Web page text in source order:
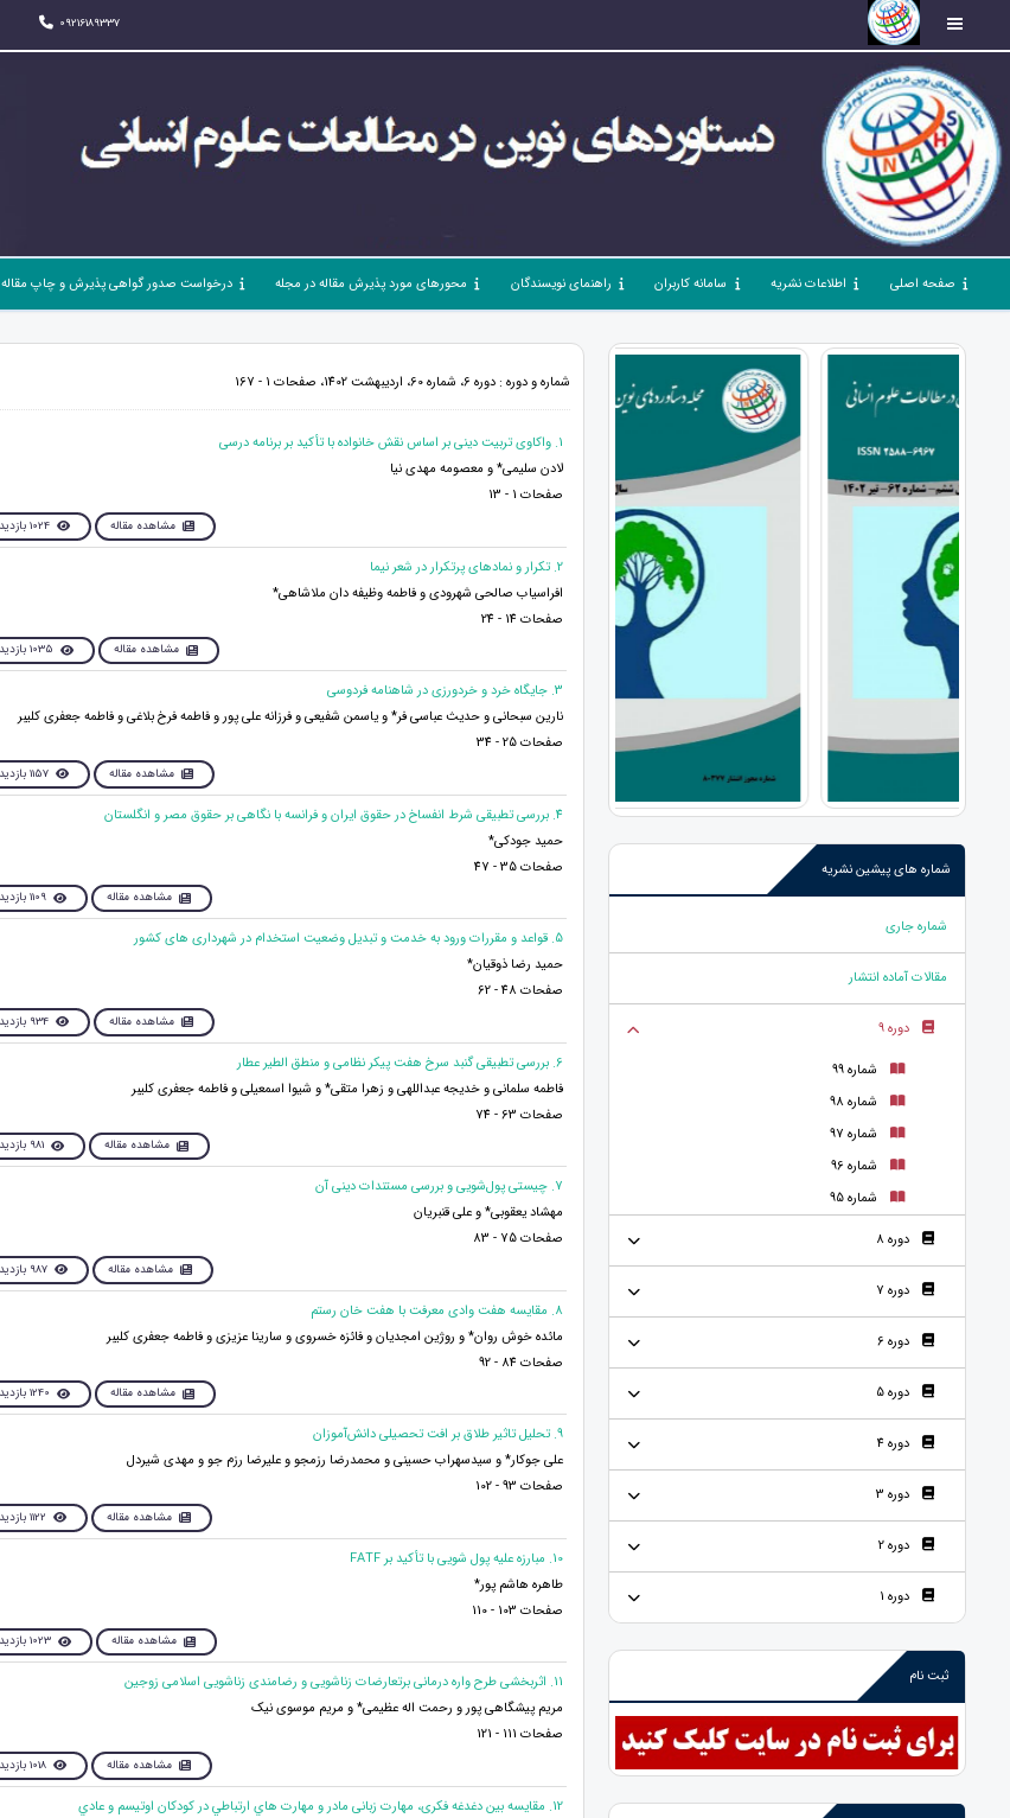
09216189337
صفحه اصلی اطلاعات نشریه سامانه کاربران راهنمای نویسندگان محورهای مورد پذیرش مقاله در مجله درخواست صدور گواهی پذیرش و چاپ مقاله
شماره های پیشین نشریه
شماره جاری
مقالات آماده انتشار
دوره 9
شماره 99
شماره 98
شماره 97
شماره 96
شماره 95
دوره 8
دوره 7
دوره 6
دوره 5
دوره 4
دوره 3
دوره 2
دوره 1
ثبت نام
شماره و دوره : دوره 6، شماره 60، اردیبهشت 1402، صفحات 1 - 167
1. واکاوی تربیت دینی بر اساس نقش خانواده با تأکید بر برنامه درسی
لادن سلیمی* و معصومه مهدی نیا
صفحات 1 - 13
مشاهده مقاله 1024 بازدید
2. تکرار و نمادهای پرتکرار در شعر نیما
افراسیاب صالحی شهرودی و فاطمه وظیفه دان ملاشاهی*
صفحات 14 - 24
مشاهده مقاله 1035 بازدید
3. جایگاه خرد و خردورزی در شاهنامه فردوسی
نارین سبحانی و حدیث عباسی فر* و یاسمن شفیعی و فرزانه علی پور و فاطمه فرخ بلاغی و فاطمه جعفری کلیبر
صفحات 25 - 34
مشاهده مقاله 1157 بازدید
4. بررسی تطبیقی شرط انفساخ در حقوق ایران و فرانسه با نگاهی بر حقوق مصر و انگلستان
حمید جودکی*
صفحات 35 - 47
مشاهده مقاله 1109 بازدید
5. قواعد و مقررات ورود به خدمت و تبدیل وضعیت استخدام در شهرداری های کشور
حمید رضا ذوقیان*
صفحات 48 - 62
مشاهده مقاله 934 بازدید
6. بررسی تطبیقی گنبد سرخ هفت پیکر نظامی و منطق الطیر عطار
فاطمه سلمانی و خدیجه عبداللهی و زهرا متقی* و شیوا اسمعیلی و فاطمه جعفری کلیبر
صفحات 63 - 74
مشاهده مقاله 981 بازدید
7. چیستی پول‌شویی و بررسی مستندات دینی آن
مهشاد یعقوبی* و علی قنبریان
صفحات 75 - 83
مشاهده مقاله 987 بازدید
8. مقایسه هفت وادی معرفت با هفت خان رستم
مائده خوش روان* و روژین امجدیان و فائزه خسروی و سارینا عزیزی و فاطمه جعفری کلیبر
صفحات 84 - 92
مشاهده مقاله 1240 بازدید
9. تحلیل تاثیر طلاق بر افت تحصیلی دانش‌آموزان
علی جوکار* و سیدسهراب حسینی و محمدرضا رزمجو و علیرضا رزم جو و مهدی شیردل
صفحات 93 - 102
مشاهده مقاله 1122 بازدید
10. مبارزه علیه پول شویی با تأکید بر FATF
طاهره هاشم پور*
صفحات 103 - 110
مشاهده مقاله 1023 بازدید
11. اثربخشی طرح واره درمانی برتعارضات زناشویی و رضامندی زناشویی اسلامی زوجین
مریم پیشگاهی پور و رحمت اله عظیمی* و مریم موسوی نیک
صفحات 111 - 121
مشاهده مقاله 1018 بازدید
12. مقايسه بين دغدغه فکری، مهارت زبانی مادر و مهارت هاي ارتباطي در كودكان اوتيسم و عادي